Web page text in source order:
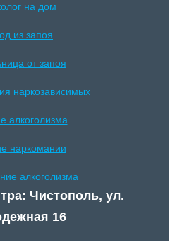
на дом
из запоя
от запоя
наркозависимых
алкоголизма
наркомании
алкоголизма
Чистополь, ул.
16